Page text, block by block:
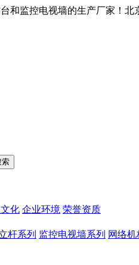
台和监控电视墙的生产厂家！
化 企业环境 荣誉资质
杆系列 监控电视墙系列 网络